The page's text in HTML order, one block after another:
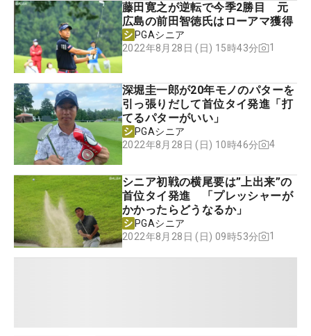
藤田寛之が逆転で今季2勝目 元
広島の前田智徳氏はローアマ獲得
PGAシニア
2022年8月28日 (日) 15時43分
1
深堀圭一郎が20年モノのパターを
引っ張りだして首位タイ発進「打
てるパターがいい」
PGAシニア
2022年8月28日 (日) 10時46分
4
シニア初戦の横尾要は”上出来”の
首位タイ発進 「プレッシャーが
かかったらどうなるか」
PGAシニア
2022年8月28日 (日) 09時53分
1